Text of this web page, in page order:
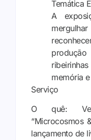
Temática
A
memória
Serviço
O quê:
“Microcosmos
lançamento de